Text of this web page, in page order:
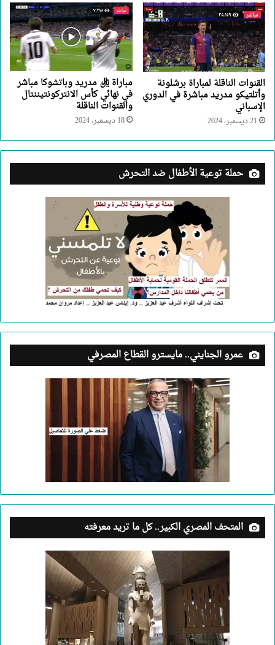
القنوات الناقلة لمباراة برشلونة
وأتلتيكو مدريد مباشرة في الدوري
الإسباني
21 ديسمبر، 2024
مباراة ريال مدريد وباتشوكا مباشر
في نهائي كأس الانتركونتيننتال
والقنوات الناقلة
18 ديسمبر، 2024
حملة توعية الأطفال ضد التحرش
عمرو الجنايني.. مايسترو القطاع المصرفي
المتحف المصري الكبير.. كل ما تريد معرفته